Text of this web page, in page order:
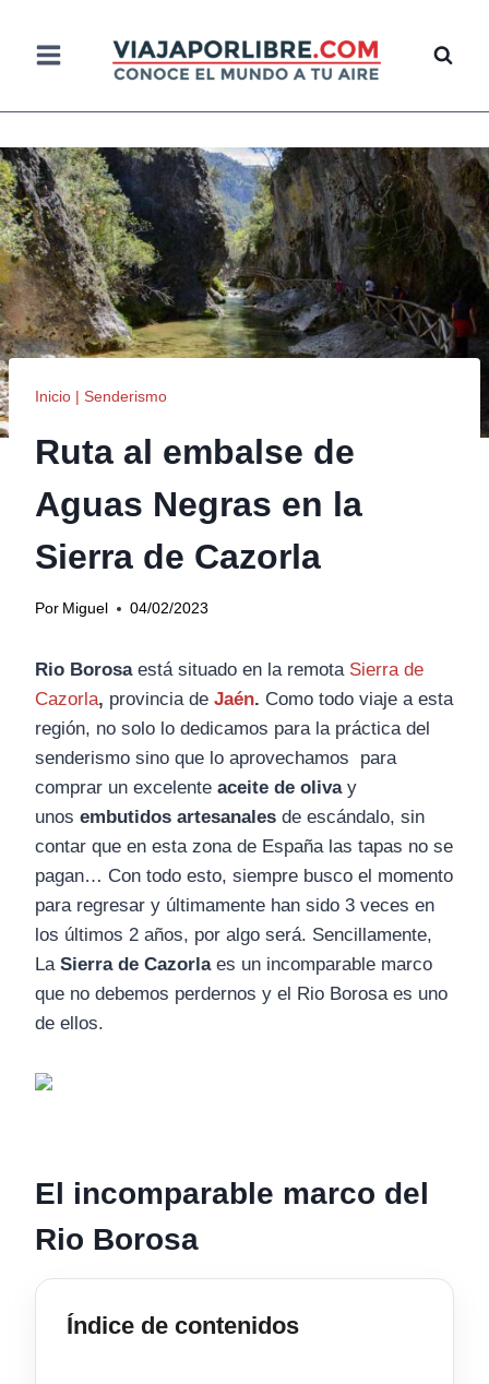
contenido
Inicio | Senderismo
Ruta al embalse de
Aguas Negras en la
Sierra de Cazorla
Por Miguel 04/02/2023
Rio Borosa está situado en la remota Sierra de
Cazorla, provincia de Jaén. Como todo viaje a esta
región, no solo lo dedicamos para la práctica del
senderismo sino que lo aprovechamos para
comprar un excelente aceite de olivay
unos embutidos artesanales de escándalo, sin
contar que en esta zona de España las tapas no se
pagan… Con todo esto, siempre busco el momento
para regresar y últimamente han sido 3 veces en
los últimos 2 años, por algo será. Sencillamente,
La Sierra de Cazorlaes un incomparable marco
que no debemos perdernos y el Rio Borosa es uno
de ellos.
El incomparable marco del
Rio Borosa
Índice de contenidos